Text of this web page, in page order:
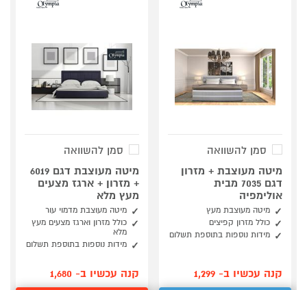
סמן להשוואה
מיטה מעוצבת + מזרון
דגם 7035 מבית
אולימפיה
מיטה מעוצבת מעץ
כולל מזרון קפיצים
מידות נוספות בתוספת תשלום
קנה עכשיו ב- 1,299
סמן להשוואה
מיטה מעוצבת דגם 6019
+ מזרון + ארגז מצעים
מעץ מלא
מיטה מעוצבת מדמוי עור
כולל מזרון וארגז מצעים מעץ
מלא
מידות נוספות בתוספת תשלום
קנה עכשיו ב- 1,680